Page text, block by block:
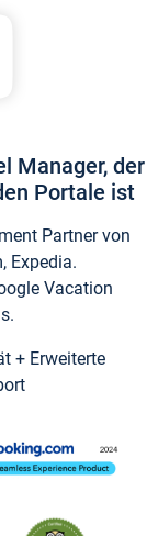
Manager, der
Portale ist
Partner von
Expedia.
Vacation
+ Erweiterte